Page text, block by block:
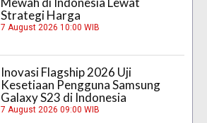
Strategi Harga
7 August 2026 10:00 WIB
Inovasi Flagship 2026 Uji
Kesetiaan Pengguna Samsung
Galaxy S23 di Indonesia
7 August 2026 09:00 WIB